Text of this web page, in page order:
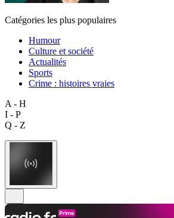
Catégories les plus populaires
Humour
Culture et société
Actualités
Sports
Crime : histoires vraies
A - H
I - P
Q - Z